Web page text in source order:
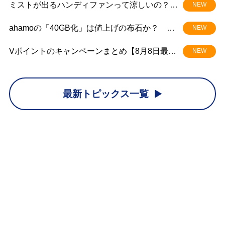
い」「出られない」の解消につながるか？
ミストが出るハンディファンって涼しいの？
Cold Air Pro」を試す
NEW
ahamoの「40GB化」は値上げの布石か？ 通
NEW
Vポイントのキャンペーンまとめ【8月8日最新
NEW
最新トピックス一覧